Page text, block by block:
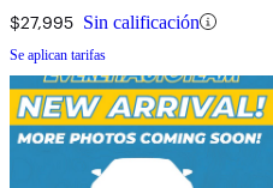
$27,995 Sin calificación
Se aplican tarifas